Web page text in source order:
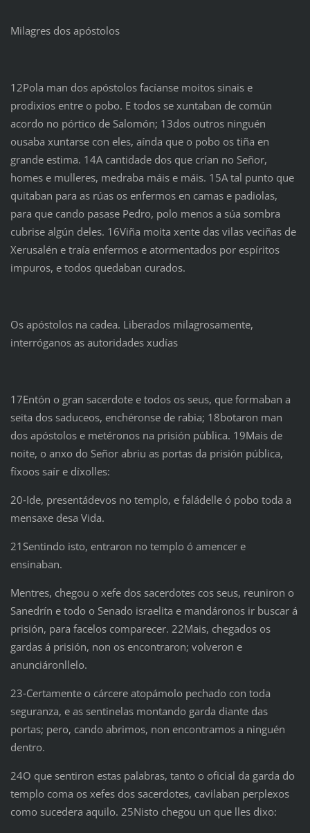
Milagres dos apóstolos
12Pola man dos apóstolos facíanse moitos sinais e
prodixios entre o pobo. E todos se xuntaban de común
acordo no pórtico de Salomón; 13dos outros ninguén
ousaba xuntarse con eles, aínda que o pobo os tiña en
grande estima. 14A cantidade dos que crían no Señor,
homes e mulleres, medraba máis e máis. 15A tal punto que
quitaban para as rúas os enfermos en camas e padiolas,
para que cando pasase Pedro, polo menos a súa sombra
cubrise algún deles. 16Viña moita xente das vilas veciñas de
Xerusalén e traía enfermos e atormentados por espíritos
impuros, e todos quedaban curados.
Os apóstolos na cadea. Liberados milagrosamente,
interróganos as autoridades xudías
17Entón o gran sacerdote e todos os seus, que formaban a
seita dos saduceos, enchéronse de rabia; 18botaron man
dos apóstolos e metéronos na prisión pública. 19Mais de
noite, o anxo do Señor abriu as portas da prisión pública,
fíxoos saír e díxolles:
20‑Ide, presentádevos no templo, e faládelle ó pobo toda a
mensaxe desa Vida.
21Sentindo isto, entraron no templo ó amencer e
ensinaban.
Mentres, chegou o xefe dos sacerdotes cos seus, reuniron o
Sanedrín e todo o Senado israelita e mandáronos ir buscar á
prisión, para facelos comparecer. 22Mais, chegados os
gardas á prisión, non os encontraron; volveron e
anunciáronllelo.
23‑Certamente o cárcere atopámolo pechado con toda
seguranza, e as sentinelas montando garda diante das
portas; pero, cando abrimos, non encontramos a ninguén
dentro.
24O que sentiron estas palabras, tanto o oficial da garda do
templo coma os xefes dos sacerdotes, cavilaban perplexos
como sucedera aquilo. 25Nisto chegou un que lles dixo: